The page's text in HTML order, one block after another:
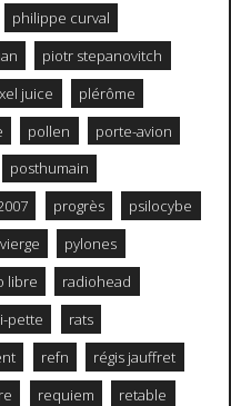
philippe curval
piotr stepanovitch
juice
plérôme
pollen
porte-avion
posthumain
progrès
psilocybe
pylones
libre
radiohead
pette
rats
refn
régis jauffret
requiem
retable